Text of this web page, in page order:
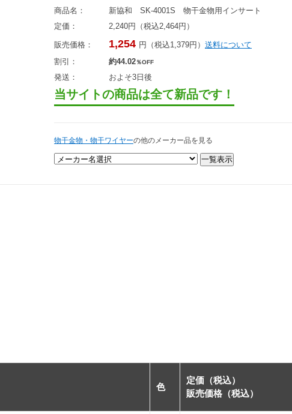
商品名：
新協和 SK-4001S 物干金物用インサート
定価：
2,240円（税込2,464円）
販売価格： 1,254 円（税込1,379円） 送料について
割引：
約44.02％OFF
発送： およそ3日後
当サイトの商品は全て新品です！
物干金物・物干ワイヤーの他のメーカー品を見る
色
定価（税込）
販売価格（税込）